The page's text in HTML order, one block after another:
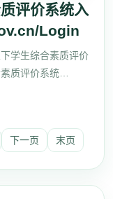
评价系统入
Login
学生综合素质评价
质评价系统
号 请输入用户账
下一页 末页